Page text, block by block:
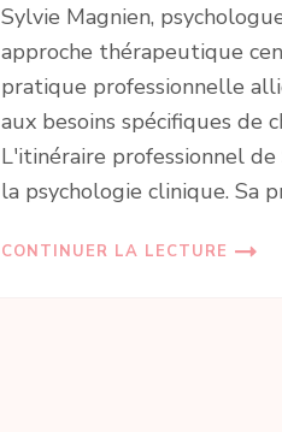
Sylvie Magnien,
approche thérapeutique
pratique professionnelle
aux besoins spécifiques de
L'itinéraire professionnel
la psychologie clinique. Sa
CONTINUER LA LECTURE